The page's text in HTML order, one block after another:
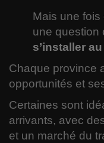
Voyages
Espace
Mais une fois
une question
s’installer
Chaque province
opportunités et
Certaines sont
arrivants, avec
et un marché du